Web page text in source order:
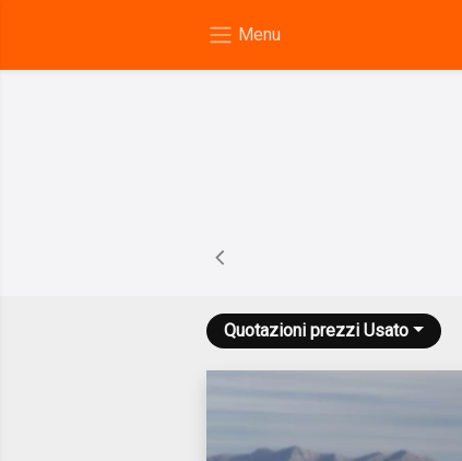
Quotazioni prezzi Usato